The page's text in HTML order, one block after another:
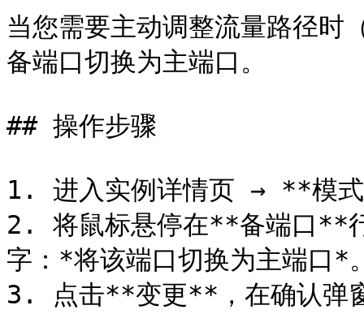
当您需要主动调整流量路径时
备端口切换为主端口。
## 操作步骤
1. 进入实例详情页 → **模
2. 将鼠标悬停在**备端口**
字：*将该端口切换为主端口*
3. 点击**变更**，在确认弹